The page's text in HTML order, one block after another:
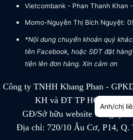
Vietcombank - Phan Thanh Khan
Momo-Nguyễn Thị Bích Nguyệt:
*Nội dung chuyển khoản quý
tên Facebook, hoặc SĐT đặt
tiện lên đơn hàng. Xin cảm ơn
Công ty TNHH Khang Phan -
KH và ĐT TP HCM cấp
GĐ/Sở hữu website Công ty
Địa chỉ: 720/10 Âu Cơ, P14, Q.
Anh/chị